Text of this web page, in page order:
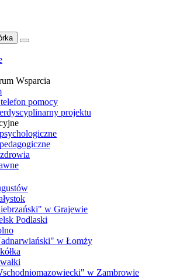
Wsparcia
pomocy
projektu
w Grajewie
Podlaski
w Łomży
w Zambrowie